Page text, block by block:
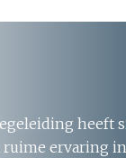
heeft
ervaring